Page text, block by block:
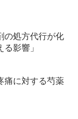
の処方代行が化
影響」
痛に対する芍薬